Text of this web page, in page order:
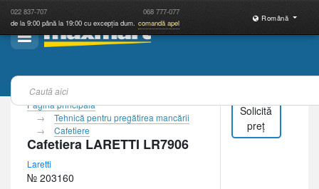
022 837-707 068 777-077
de la 9:00 până la 19:00 cu excepția dum. comandă apel
Română
Pagina principală
Tehnică pentru pregătirea mancării
Cafetiere
Cafetiera LARETTI LR7906
Laretti
№ 203160
Solicită
preț